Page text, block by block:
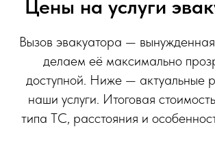
Цены на услуги
Вызов эвакуатора —
делаем её максимально
доступной. Ниже — актуальные
наши услуги. Итоговая
типа ТС, расстояния и